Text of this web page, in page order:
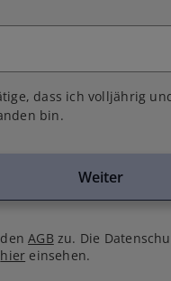
dass ich volljährig
bin.
Weiter
denAGB zu. Die
hier einsehen.